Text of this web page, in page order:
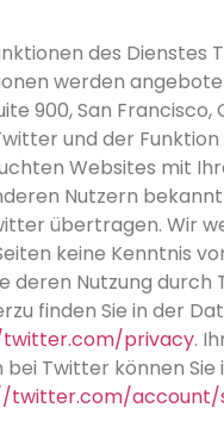
des Dienstes
werden
900, San Francisco,
und der Funktion
Websites mit
Nutzern
übertragen. Wir
keine Kenntnis
deren Nutzung durch
finden Sie in der
privacy.
Twitter können Sie
twitter.com/account/